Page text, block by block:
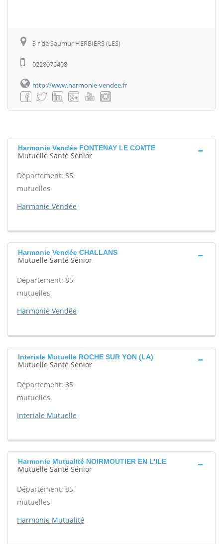
3 r de Saumur HERBIERS (LES)
0228975408
http://www.harmonie-vendee.fr
Harmonie Vendée FONTENAY LE COMTE
Mutuelle Santé Sénior
Département: 85
mutuelles
Harmonie Vendée
Harmonie Vendée CHALLANS
Mutuelle Santé Sénior
Département: 85
mutuelles
Harmonie Vendée
Interiale Mutuelle ROCHE SUR YON (LA)
Mutuelle Santé Sénior
Département: 85
mutuelles
Interiale Mutuelle
Harmonie Mutualité NOIRMOUTIER EN L'ILE
Mutuelle Santé Sénior
Département: 85
mutuelles
Harmonie Mutualité